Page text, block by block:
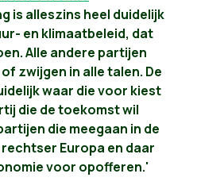
is alleszins heel duidelijk
en klimaatbeleid, dat
Alle andere partijen
zwijgen in alle talen. De
waar die voor kiest
die de toekomst wil
die meegaan in de
Europa en daar
voor opofferen.'